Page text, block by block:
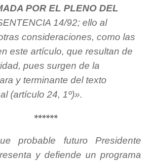
POR EL PLENO DEL
14/92; ello al
consideraciones, como las
este artículo, que resultan de
pues surgen de la
y terminante del texto
(artículo 24, 1º)».
******
probable futuro Presidente
y defiende un programa